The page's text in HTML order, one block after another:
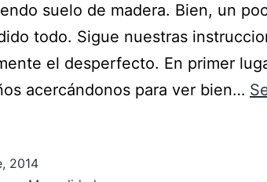
suelo de madera. Bien, un
todo. Sigue nuestras
el desperfecto. En primer
acercándonos para ver bien…
2014